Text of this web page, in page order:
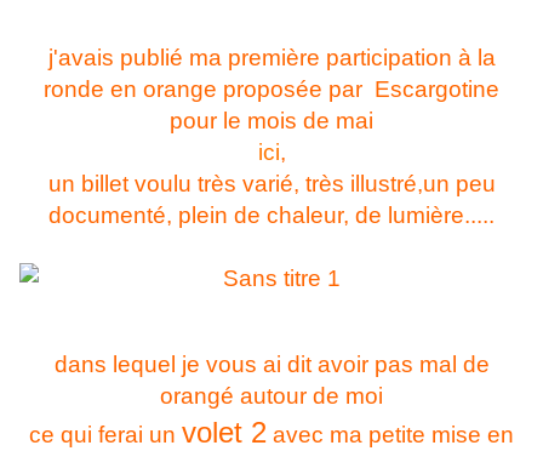
j'avais publié ma première participation à la
ronde en orange proposée par Escargotine
pour le mois de mai
ici,
un billet voulu très varié, très illustré,un peu
documenté, plein de chaleur, de lumière.....
dans lequel je vous ai dit avoir pas mal de
orangé autour de moi
ce qui ferai un volet 2 avec ma petite mise en